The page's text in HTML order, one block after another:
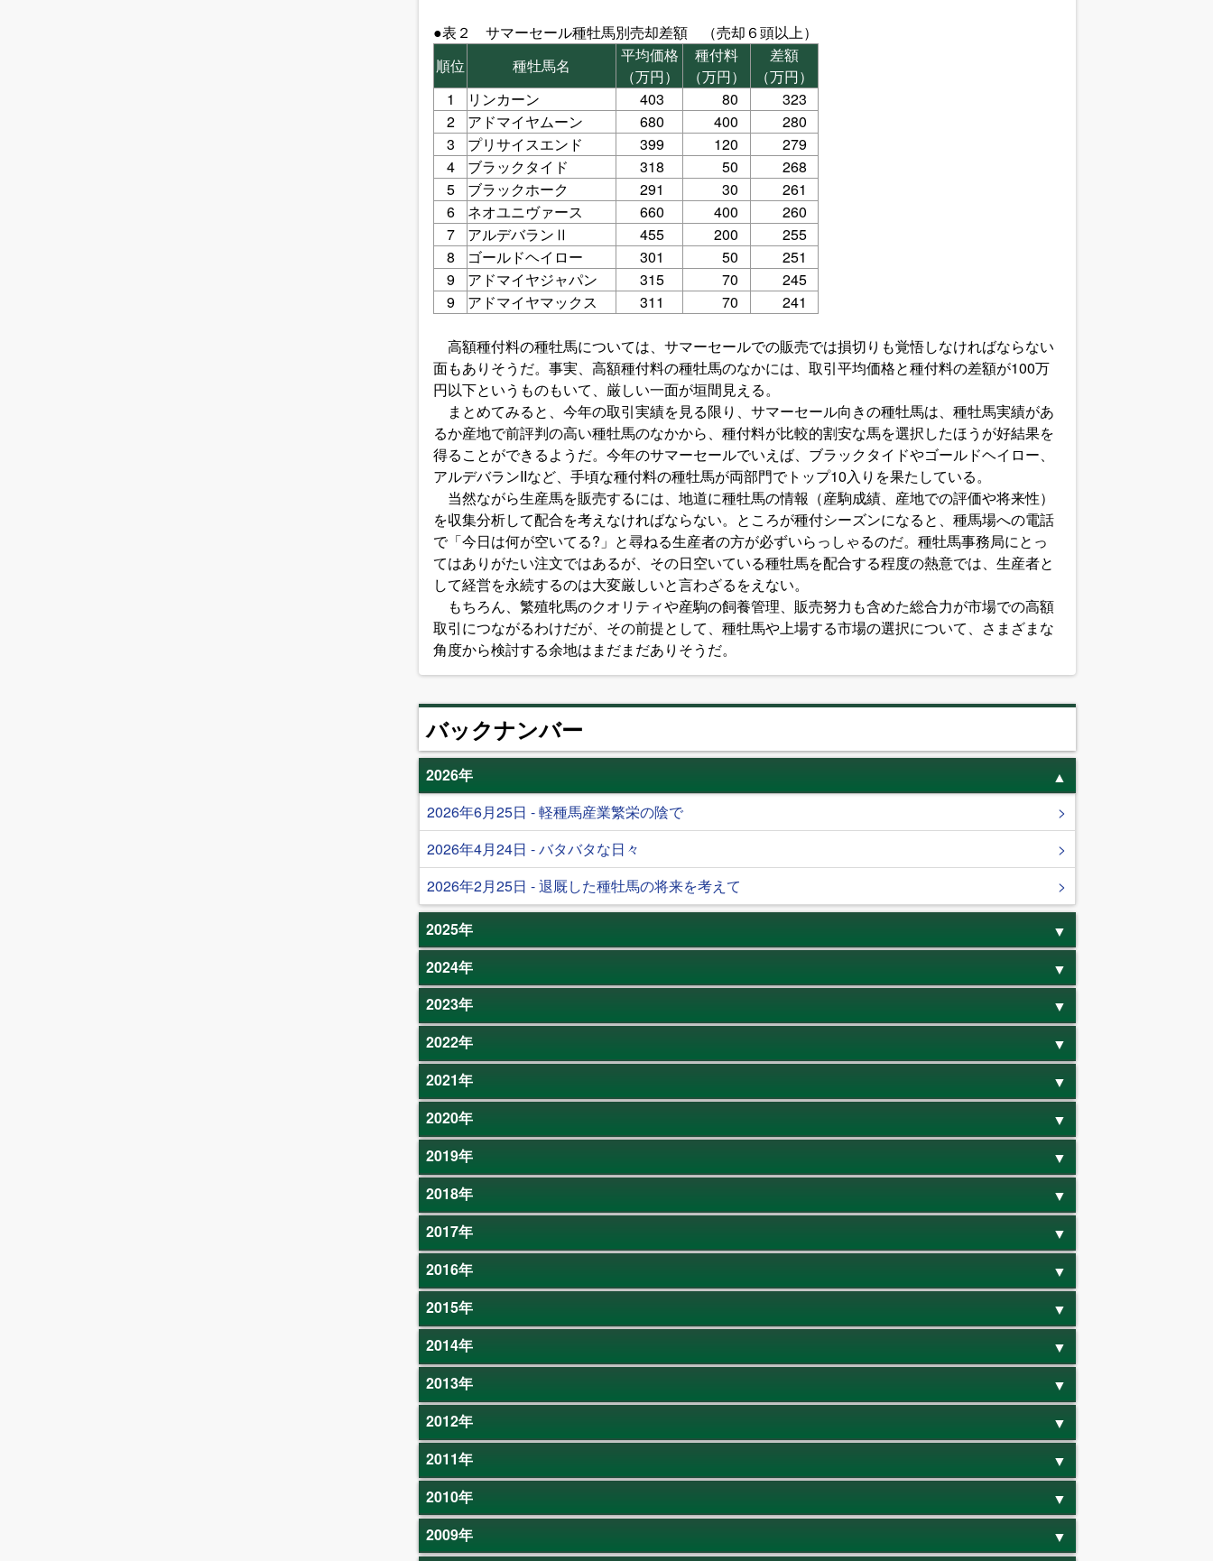
●表２ サマーセール種牡馬別売却差額 （売却６頭以上）
順位
種牡馬名
平均価格
（万円）
種付料
（万円）
差額
（万円）
1
リンカーン 403 80
323
2
アドマイヤムーン 680 400
280
3
プリサイスエンド 399 120
279
4
ブラックタイド 318 50
268
5
ブラックホーク 291 30
261
6
ネオユニヴァース 660 400
260
7
アルデバランⅡ 455 200
255
8
ゴールドヘイロー 301 50
251
9
アドマイヤジャパン 315 70
245
9
アドマイヤマックス 311 70 241
高額種付料の種牡馬については、サマーセールでの販売では損切りも覚悟しなければならない
面もありそうだ。事実、高額種付料の種牡馬のなかには、取引平均価格と種付料の差額が100万
円以下というものもいて、厳しい一面が垣間見える。
まとめてみると、今年の取引実績を見る限り、サマーセール向きの種牡馬は、種牡馬実績があ
るか産地で前評判の高い種牡馬のなかから、種付料が比較的割安な馬を選択したほうが好結果を
得ることができるようだ。今年のサマーセールでいえば、ブラックタイドやゴールドヘイロー、
アルデバランIIなど、手頃な種付料の種牡馬が両部門でトップ10入りを果たしている。
当然ながら生産馬を販売するには、地道に種牡馬の情報（産駒成績、産地での評価や将来性）
を収集分析して配合を考えなければならない。ところが種付シーズンになると、種馬場への電話
で「今日は何が空いてる?」と尋ねる生産者の方が必ずいらっしゃるのだ。種牡馬事務局にとっ
てはありがたい注文ではあるが、その日空いている種牡馬を配合する程度の熱意では、生産者と
して経営を永続するのは大変厳しいと言わざるをえない。
もちろん、繁殖牝馬のクオリティや産駒の飼養管理、販売努力も含めた総合力が市場での高額
取引につながるわけだが、その前提として、種牡馬や上場する市場の選択について、さまざまな
角度から検討する余地はまだまだありそうだ。
バックナンバー
2026年
2026年6月25日 - 軽種馬産業繁栄の陰で
2026年4月24日 - バタバタな日々
2026年2月25日 - 退厩した種牡馬の将来を考えて
2025年
2024年
2023年
2022年
2021年
2020年
2019年
2018年
2017年
2016年
2015年
2014年
2013年
2012年
2011年
2010年
2009年